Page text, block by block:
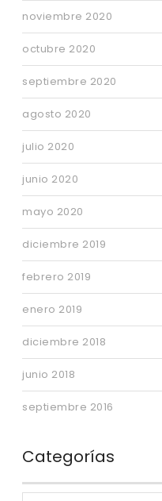
noviembre 2020
octubre 2020
septiembre 2020
agosto 2020
julio 2020
junio 2020
mayo 2020
diciembre 2019
febrero 2019
enero 2019
diciembre 2018
junio 2018
septiembre 2016
Categorías